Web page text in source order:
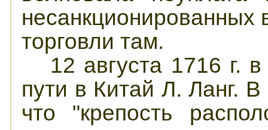
несанкционированных
торговли там.
12 августа 1716 г.
пути в Китай Л. Ланг.
что "крепость